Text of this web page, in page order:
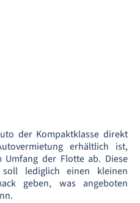
der Kompaktklasse direkt
erhältlich ist,
Umfang der Flotte ab. Diese
soll lediglich einen kleinen
geben, was angeboten